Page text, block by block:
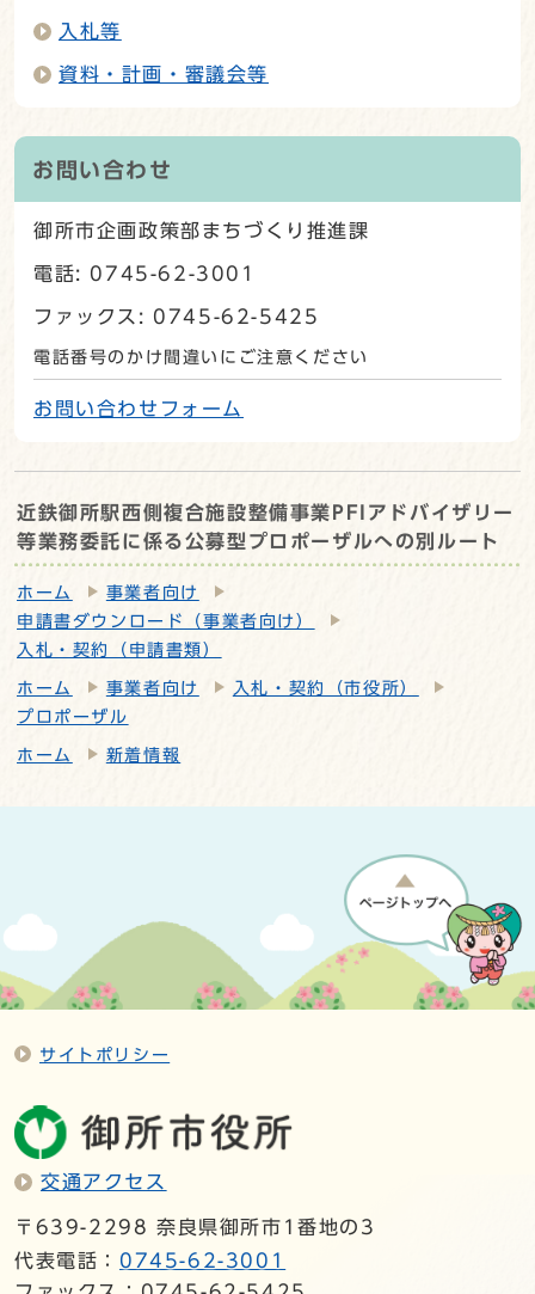
入札等
資料・計画・審議会等
お問い合わせ
御所市企画政策部まちづくり推進課
電話: 0745-62-3001
ファックス: 0745-62-5425
電話番号のかけ間違いにご注意ください
お問い合わせフォーム
近鉄御所駅西側複合施設整備事業PFIアドバイザリー
等業務委託に係る公募型プロポーザルへの別ルート
ホーム
事業者向け
申請書ダウンロード（事業者向け）
入札・契約（申請書類）
ホーム 事業者向け
入札・契約（市役所）
プロポーザル
ホーム 新着情報
サイトポリシー
交通アクセス
〒639-2298 奈良県御所市1番地の3
代表電話： 0745-62-3001